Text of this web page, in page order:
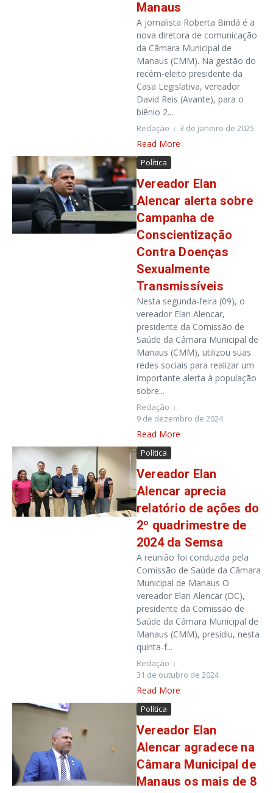
Manaus
A jornalista Roberta Bindá é a
nova diretora de comunicação
da Câmara Municipal de
Manaus (CMM). Na gestão do
recém-eleito presidente da
Casa Legislativa, vereador
David Reis (Avante), para o
biênio 2...
Redação 3 de janeiro de 2025
Read More
Política
Vereador Elan
Alencar alerta sobre
Campanha de
Conscientização
Contra Doenças
Sexualmente
Transmissíveis
Nesta segunda-feira (09), o
vereador Elan Alencar,
presidente da Comissão de
Saúde da Câmara Municipal de
Manaus (CMM), utilizou suas
redes sociais para realizar um
importante alerta à população
sobre...
Redação
9 de dezembro de 2024
Read More
Política
Vereador Elan
Alencar aprecia
relatório de ações do
2º quadrimestre de
2024 da Semsa
A reunião foi conduzida pela
Comissão de Saúde da Câmara
Municipal de Manaus O
vereador Elan Alencar (DC),
presidente da Comissão de
Saúde da Câmara Municipal de
Manaus (CMM), presidiu, nesta
quinta-f...
Redação
31 de outubro de 2024
Read More
Política
Vereador Elan
Alencar agradece na
Câmara Municipal de
Manaus os mais de 8